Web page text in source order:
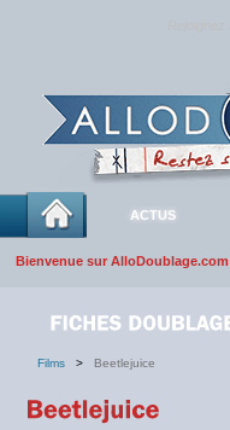
ACTUS
Bienvenue sur AlloDoublage.com
Films > Beetlejuice